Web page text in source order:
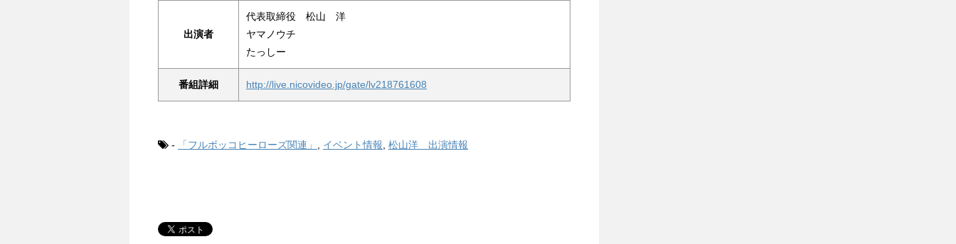
出演者
代表取締役 松山 洋
ヤマノウチ
たっしー
番組詳細 http://live.nicovideo.jp/gate/lv218761608
- 「フルボッコヒーローズ関連」 , イベント情報, 松山洋 出演情報